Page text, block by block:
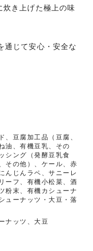
炊き上げた極上の味
通じて安心・安全な
、豆腐加工品（豆腐、
油、有機豆乳、その
シング（発酵豆乳食
その他）、ケール、赤
んじんラペ、サニーレ
ーフ、有機小松菜、酒
粉末、有機カシューナ
ューナッツ・大豆・落
ナッツ、大豆